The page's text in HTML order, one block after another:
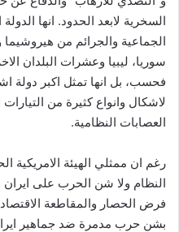
السخرية لابعد الحدود. انها
الجماعية والجرائم من هيروشيما
سوريا، ليبيا وعشرات البلدان
فحسب، بل انها تمثل اكبر دولة
لاشكال وانواع كثيرة من
العصابات النظامية.
رغم ان ممثلي الهيئة الامريكية
النظام ولا شن الحرب على
فرض الحصار والمقاطعة
بشن حرب مدمرة ضد جماهير